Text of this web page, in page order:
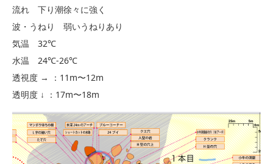
流れ 下り潮徐々に強く
波・うねり 弱いうねりあり
気温 32℃
水温 24℃-26℃
透視度 → ：11m〜12m
透明度 ↓ ：17m〜18m